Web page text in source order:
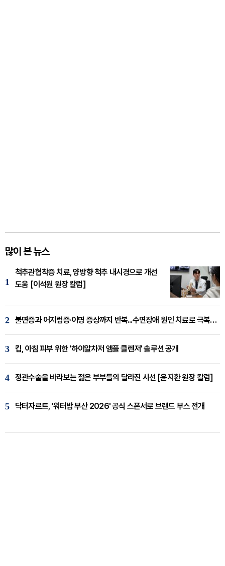
많이 본 뉴스
1
척추관협착증 치료, 양방향 척추 내시경으로 개선
도움 [이석원 원장 칼럼]
2 불면증과 어지럼증·이명 증상까지 반복...수면장애 원인 치료로 극복해야
3 킵, 아침 피부 위한 '하이알차저 앰플 클렌저' 솔루션 공개
4 정관수술을 바라보는 젊은 부부들의 달라진 시선 [윤지환 원장 칼럼]
5 닥터자르트, '워터밤 부산 2026' 공식 스폰서로 브랜드 부스 전개